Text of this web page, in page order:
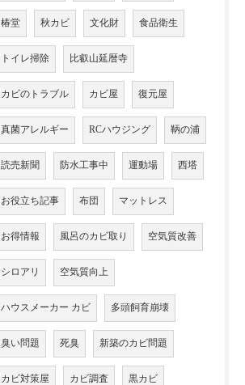
椿堂 秋カビ 文化財 食品衛生
トイレ掃除 比叡山延暦寺
カビのトラブル カビ屋 復元屋
真菌アレルギー RCハウジング 鞆の浦
読売新聞 防水工事中 運動場 西塔
お役立ち記事 布団 マットレス
お得情報 風呂のカビ取り 空気質改善
シロアリ 空気質向上
ハウスメーカー カビ 多頭飼育崩壊
臭い問題 死臭 新築のカビ問題
カビ対策屋 カビ調査 黒カビ